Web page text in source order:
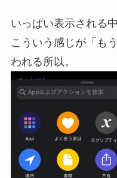
いっぱい表示される
こういう感じが「も
われる所以。